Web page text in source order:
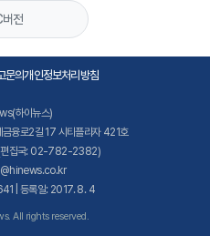
버전
문의개인정보처리방침
하이뉴스)
금융로2길 17 시티플라자 421호
집국: 02-782-2382)
| 등록일: 2017. 8. 4
All rights reserved.